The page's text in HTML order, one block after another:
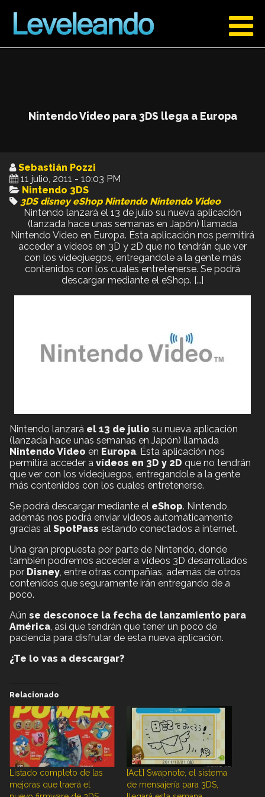
Nintendo Video para 3DS llega a Europa
Sebastián Pozzi
11 julio, 2011 - 10:03 PM
Nintendo 3DS
3DS disney eShop Nintendo Nintendo Video
Nintendo lanzará el 13 de julio su nueva aplicación
(lanzada hace unas semanas en Japón) llamada
Nintendo Video en Europa. Ésta aplicación nos permitirá
acceder a vídeos en 3D y 2D que no tendrán que ver
con los videojuegos, entregandole a la gente más
contenidos con los cuales entretenerse. Se podrá
descargar mediante el eShop. […]
Nintendo lanzará el 13 de julio su nueva aplicación
(lanzada hace unas semanas en Japón) llamada
Nintendo Video en Europa. Ésta aplicación nos
permitirá acceder a vídeos en 3D y 2D que no tendrán
que ver con los videojuegos, entregandole a la gente
más contenidos con los cuales entretenerse.
Se podrá descargar mediante el eShop. Nintendo,
además nos podrá enviar videos automáticamente
gracias al SpotPass estando conectados a internet.
Una gran propuesta por parte de Nintendo, donde
también podremos acceder a videos 3D desarrollados
por Disney , entre otras compañías, además de otros
contenidos que seguramente irán entregando de a
poco.
Aún se desconoce la fecha de lanzamiento para
América , así que tendrán que tener un poco de
paciencia para disfrutar de esta nueva aplicación.
¿Te lo vas a descargar?
Relacionado
Listado completo de las
mejoras que traerá el
[Act.] Swapnote, el sistema
de mensajería para 3DS,